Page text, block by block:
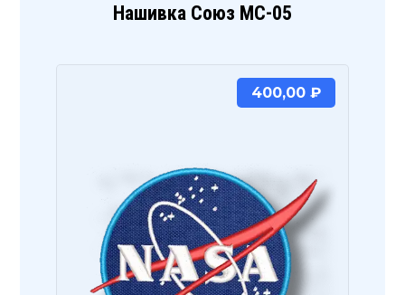
Нашивка Союз МС-05
400,00 ₽